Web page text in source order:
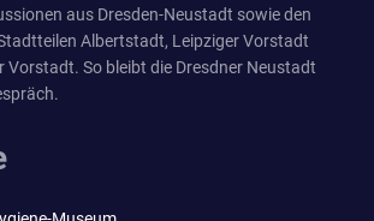
aus Dresden-Neustadt sowie den
Albertstadt, Leipziger Vorstadt
Vorstadt. So bleibt die Dresdner Neustadt